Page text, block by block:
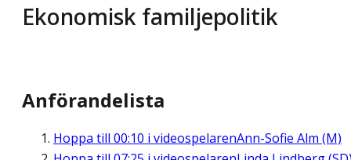
Ekonomisk familjepolitik
Anförandelista
Hoppa till 00:10 i videospelarenAnn-Sofie Alm (M)